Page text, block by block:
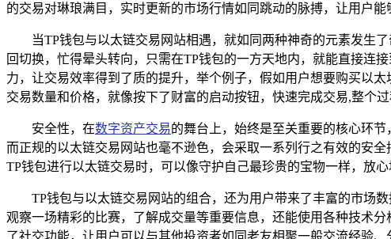
的交易对琳琅满目，实时更新的市场行情如同跳动的脉搏，让用户
当TP钱包与以太链交易网站相遇，就如同两种神奇的元素发生
回切换，忙得晕头转向，只需在TP钱包的一方天地内，就能直接连
力，让交易效率得到了质的提升，举个例子，假如用户想要购买以
交易数量和价格，就像按下了财富的启动按钮，快速完成交易,整个过
安全性，在数字资产交易的舞台上，始终是至关重要的核心环
而正规的以太链交易网站也毫不逊色，会采取一系列行之有效的安
TP钱包进行以太链交易时，可以像守护自己最珍贵的宝物一样，放
TP钱包与以太链交易网站的组合，还为用户带来了丰富的市场
观察一场精彩的比赛，了解成交量等重要信息，还能使用各种技术
了社交功能，让用户可以与其他投资者如同老友相聚一般交流经验